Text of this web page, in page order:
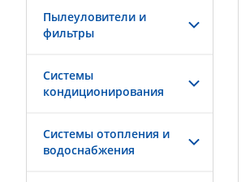
Пылеуловители и
фильтры
Системы
кондиционирования
Системы отопления и
водоснабжения